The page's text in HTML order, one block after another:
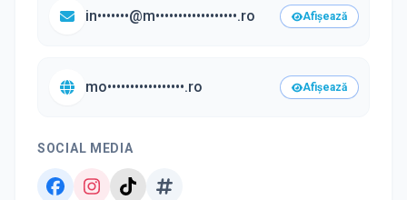
in•••••••@m••••••••••••••••••.ro Afișează
mo•••••••••••••••••.ro Afișează
SOCIAL MEDIA